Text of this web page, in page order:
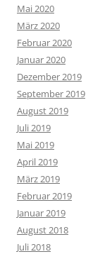
Mai 2020
März 2020
Februar 2020
Januar 2020
Dezember 2019
September 2019
August 2019
Juli 2019
Mai 2019
April 2019
März 2019
Februar 2019
Januar 2019
August 2018
Juli 2018